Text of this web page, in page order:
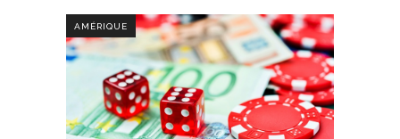
AMÉRIQUE